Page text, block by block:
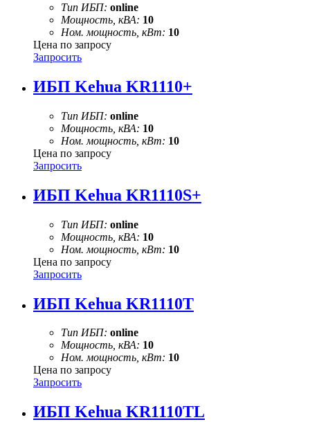
Тип ИБП: online
Мощность, кВА: 10
Ном. мощность, кВт: 10
Цена по запросу
Запросить
ИБП Kehua KR1110+
Тип ИБП: online
Мощность, кВА: 10
Ном. мощность, кВт: 10
Цена по запросу
Запросить
ИБП Kehua KR1110S+
Тип ИБП: online
Мощность, кВА: 10
Ном. мощность, кВт: 10
Цена по запросу
Запросить
ИБП Kehua KR1110T
Тип ИБП: online
Мощность, кВА: 10
Ном. мощность, кВт: 10
Цена по запросу
Запросить
ИБП Kehua KR1110TL